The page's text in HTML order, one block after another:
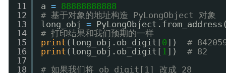
11
12
13
14
15
16
17
18
a = 88888888888
# 基于对象的地址构造 PyLongObject 对象
long_obj =
# 打印结果和我们预期的一样
print (long_obj.ob_digit[0 ]) #
print (long_obj.ob_digit[ 1 ]) # 82
# 如果我们将 ob_digit[1] 改成 28